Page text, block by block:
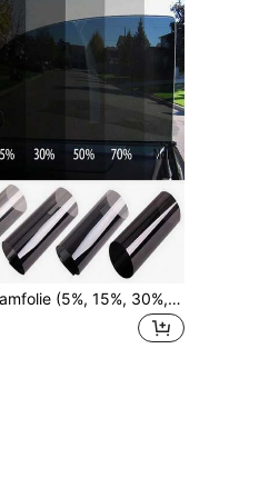
Auto raamfolie (5%, 15%, 30%, 50%, 70%VLT), hittebestendige, UV-werende professionele raamfolie, zelfklevende autofolie, zelfklevende raamfolie, bescherming tegen schittering en UV-straling, stickers, muurstickers, vinylstickers voor huisdecoratie, lentedecoratie, verfris uw huis, festivaldecoratie, stickers, cadeaus, verjaardagen, afstuderen